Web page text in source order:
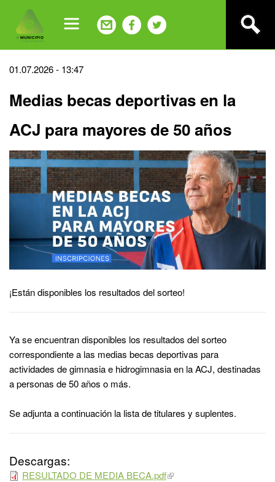
navigation
Back
top
01.07.2026 - 13:47
Medias becas deportivas en la
ACJ para mayores de 50 años
¡Están disponibles los resultados del sorteo!
Ya se encuentran disponibles los resultados del sorteo
correspondiente a las medias becas deportivas para
actividades de gimnasia e hidrogimnasia en la ACJ, destinadas
a personas de 50 años o más.
Se adjunta a continuación la lista de titulares y suplentes.
Descargas:
RESULTADO DE MEDIA BECA.pdf